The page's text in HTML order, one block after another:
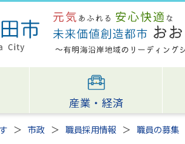
産業・経済
市政 職員採用情報 職員の募集